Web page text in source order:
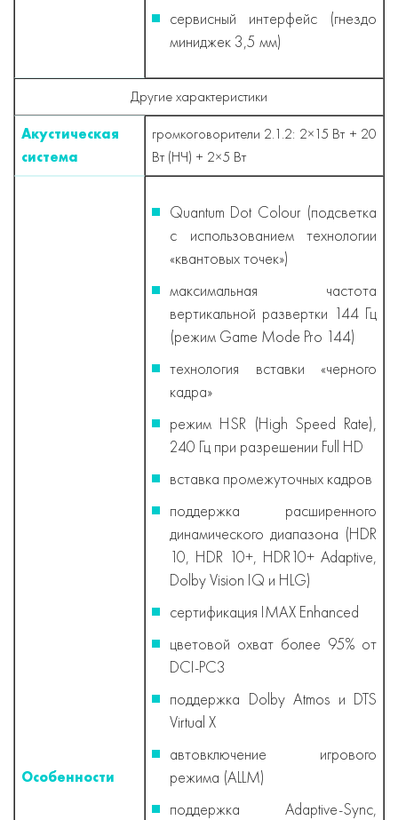
сервисный интерфейс (гнездо
миниджек 3,5 мм)
Другие характеристики
Акустическая
система
громкоговорители 2.1.2: 2×15 Вт + 20
Вт (НЧ) + 2×5 Вт
Особенности
Quantum Dot Colour (подсветка
с использованием технологии
«квантовых точек»)
максимальная частота
вертикальной развертки 144 Гц
(режим Game Mode Pro 144)
технология вставки «черного
кадра»
режим HSR (High Speed Rate),
240 Гц при разрешении Full HD
вставка промежуточных кадров
поддержка расширенного
динамического диапазона (HDR
10, HDR 10+, HDR10+ Adaptive,
Dolby Vision IQ и HLG)
сертификация IMAX Enhanced
цветовой охват более 95% от
DCI-PC3
поддержка Dolby Atmos и DTS
Virtual X
автовключение игрового
режима (ALLM)
поддержка Adaptive-Sync,